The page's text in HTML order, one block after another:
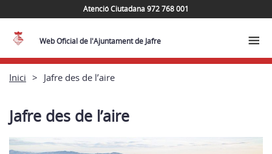
Atenció Ciutadana 972 768 001
Web Oficial de l'Ajuntament de Jafre
Inici Jafre des de l’aire
Jafre des de l’aire